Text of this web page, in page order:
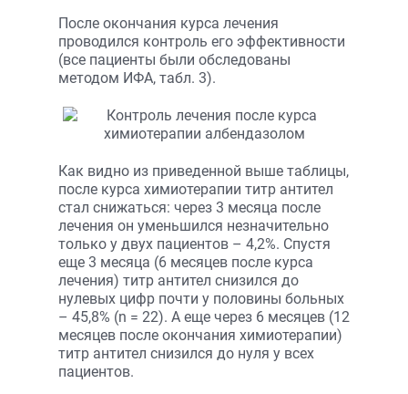
После окончания курса лечения
проводился контроль его эффективности
(все пациенты были обследованы
методом ИФА, табл. 3).
Как видно из приведенной выше таблицы,
после курса химиотерапии титр антител
стал снижаться: через 3 месяца после
лечения он уменьшился незначительно
только у двух пациентов – 4,2%. Спустя
еще 3 месяца (6 месяцев после курса
лечения) титр антител снизился до
нулевых цифр почти у половины больных
– 45,8% (n = 22). А еще через 6 месяцев (12
месяцев после окончания химиотерапии)
титр антител снизился до нуля у всех
пациентов.